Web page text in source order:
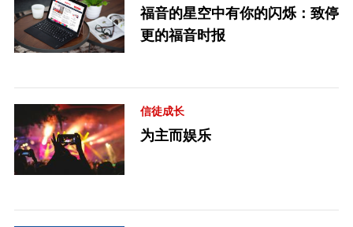
福音的星空中有你的闪烁：致停
更的福音时报
信徒成长
为主而娱乐